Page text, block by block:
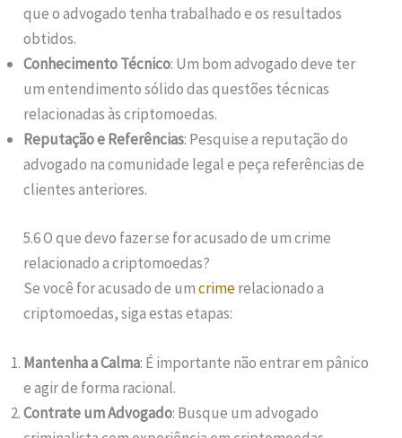
que o advogado tenha trabalhado e os resultados
obtidos.
Conhecimento Técnico: Um bom advogado deve ter
um entendimento sólido das questões técnicas
relacionadas às criptomoedas.
Reputação e Referências: Pesquise a reputação do
advogado na comunidade legal e peça referências de
clientes anteriores.
5.6 O que devo fazer se for acusado de um crime
relacionado a criptomoedas?
Se você for acusado de umcrimerelacionado a
criptomoedas, siga estas etapas:
Mantenha a Calma: É importante não entrar em pânico
e agir de forma racional.
Contrate um Advogado: Busque um advogado